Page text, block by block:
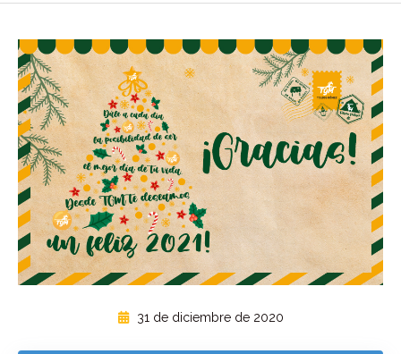
31 de diciembre de 2020